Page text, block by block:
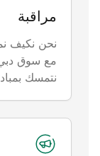
العديد من
2022
مراقبة
نحن نكيف
مع سوق
نتمسك